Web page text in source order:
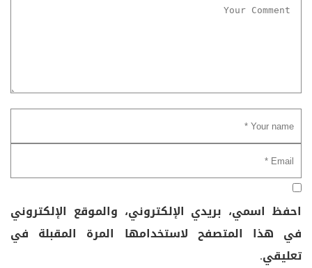
احفظ اسمي، بريدي الإلكتروني، والموقع الإلكتروني
في هذا المتصفح لاستخدامها المرة المقبلة في
تعليقي.